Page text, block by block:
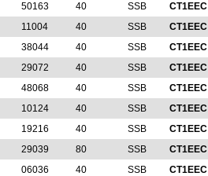
50163 40 SSB CT1EEC
11004 40 SSB CT1EEC
38044 40 SSB CT1EEC
29072 40 SSB CT1EEC
48068 40 SSB CT1EEC
10124 40 SSB CT1EEC
19216 40 SSB CT1EEC
29039 80 SSB CT1EEC
06036 40 SSB CT1EEC